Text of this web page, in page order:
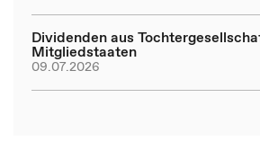
Dividenden aus
Mitgliedstaaten
09.07.2026